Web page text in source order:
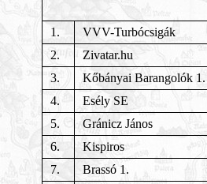
1.
VVV-Turbócsigák
2.
Zivatar.hu
3.
Kőbányai Barangolók 1.
4.
Esély SE
5.
Gránicz János
6.
Kispiros
7.
Brassó 1.